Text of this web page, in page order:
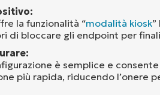
la funzionalità “modalità kiosk”
di bloccare gli endpoint per
è semplice e consente
più rapida, riducendo l’onere